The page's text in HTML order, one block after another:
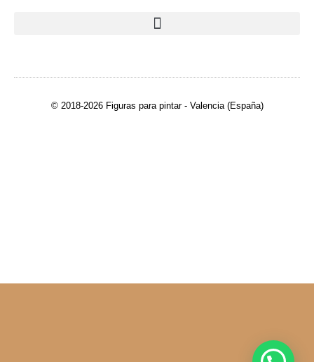
© 2018-2026 Figuras para pintar - Valencia (España)